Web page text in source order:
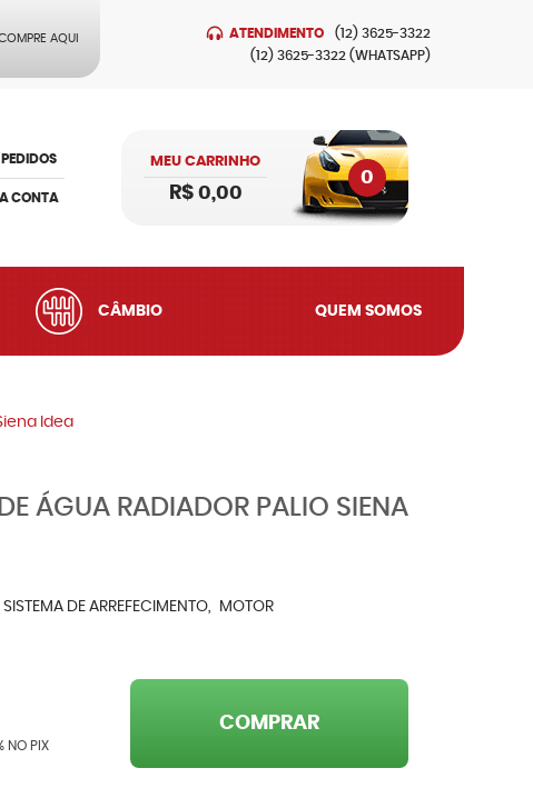
AQUI ATENDIMENTO (12) 3625-3322
(12) 3625-3322 (WHATSAPP)
PEDIDOS
CONTA
MEU CARRINHO
0
R$ 0,00
CÂMBIO QUEM SOMOS
Idea
ÁGUA RADIADOR PALIO SIENA
SISTEMA DE ARREFECIMENTO
MOTOR
NO PIX
COMPRAR